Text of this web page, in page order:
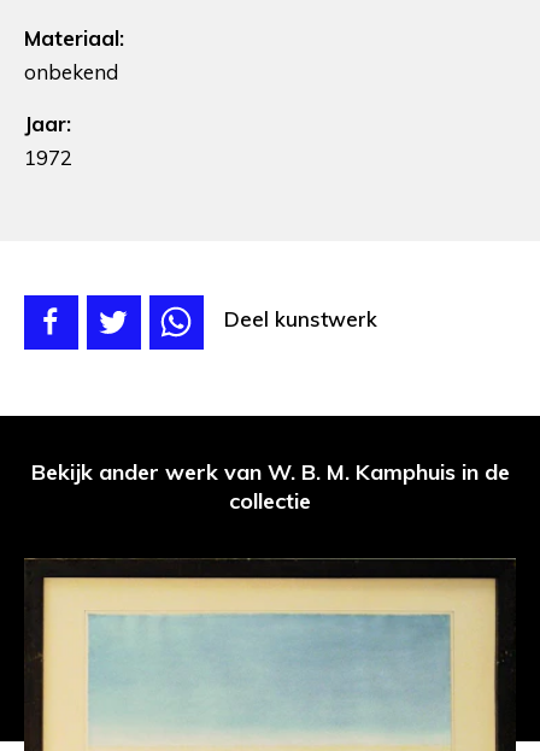
Materiaal:
onbekend
Jaar:
1972
Deel kunstwerk
Bekijk ander werk van W. B. M. Kamphuis in de
collectie